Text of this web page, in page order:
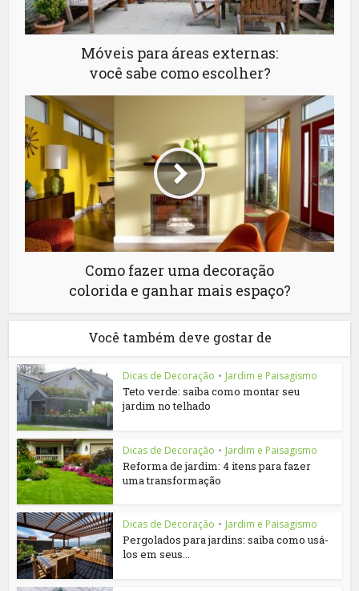
Móveis para áreas externas:
você sabe como escolher?
Como fazer uma decoração
colorida e ganhar mais espaço?
Você também deve gostar de
Dicas de Decoração • Jardim e Paisagismo
Teto verde: saiba como montar seu
jardim no telhado
Dicas de Decoração • Jardim e Paisagismo
Reforma de jardim: 4 itens para fazer
uma transformação
Dicas de Decoração • Jardim e Paisagismo
Pergolados para jardins: saiba como usá-
los em seus...